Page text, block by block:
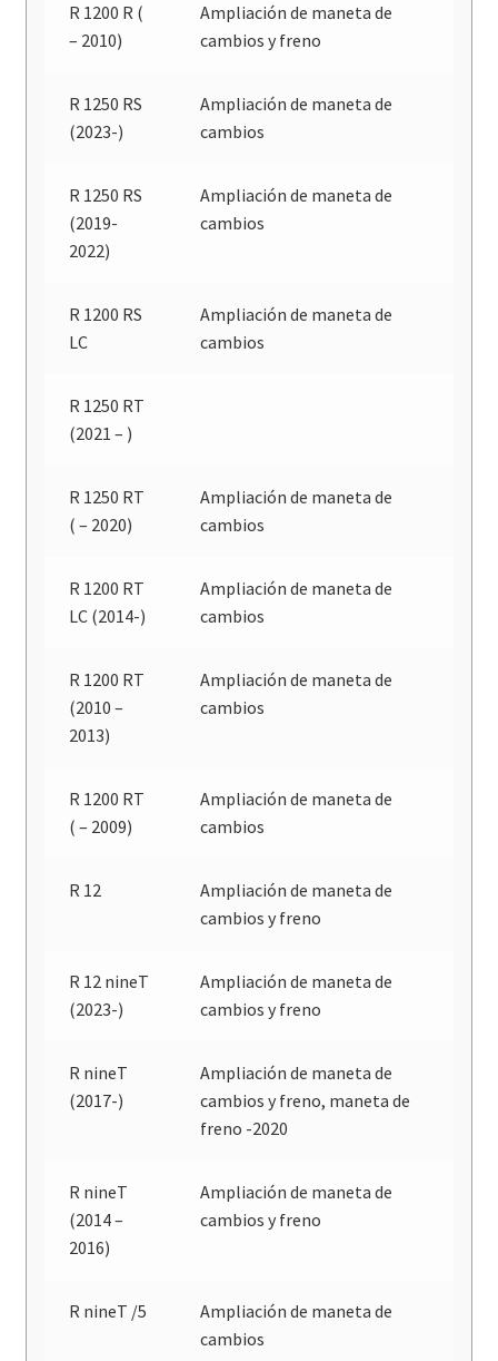
R 1200 R (
– 2010)
Ampliación de maneta de
cambios y freno
R 1250 RS
(2023-)
Ampliación de maneta de
cambios
R 1250 RS
(2019-
2022)
Ampliación de maneta de
cambios
R 1200 RS
LC
Ampliación de maneta de
cambios
R 1250 RT
(2021 – )
R 1250 RT
( – 2020)
Ampliación de maneta de
cambios
R 1200 RT
LC (2014-)
Ampliación de maneta de
cambios
R 1200 RT
(2010 –
2013)
Ampliación de maneta de
cambios
R 1200 RT
( – 2009)
Ampliación de maneta de
cambios
R 12
Ampliación de maneta de
cambios y freno
R 12 nineT
(2023-)
Ampliación de maneta de
cambios y freno
R nineT
(2017-)
Ampliación de maneta de
cambios y freno, maneta de
freno -2020
R nineT
(2014 –
2016)
Ampliación de maneta de
cambios y freno
R nineT /5
Ampliación de maneta de
cambios